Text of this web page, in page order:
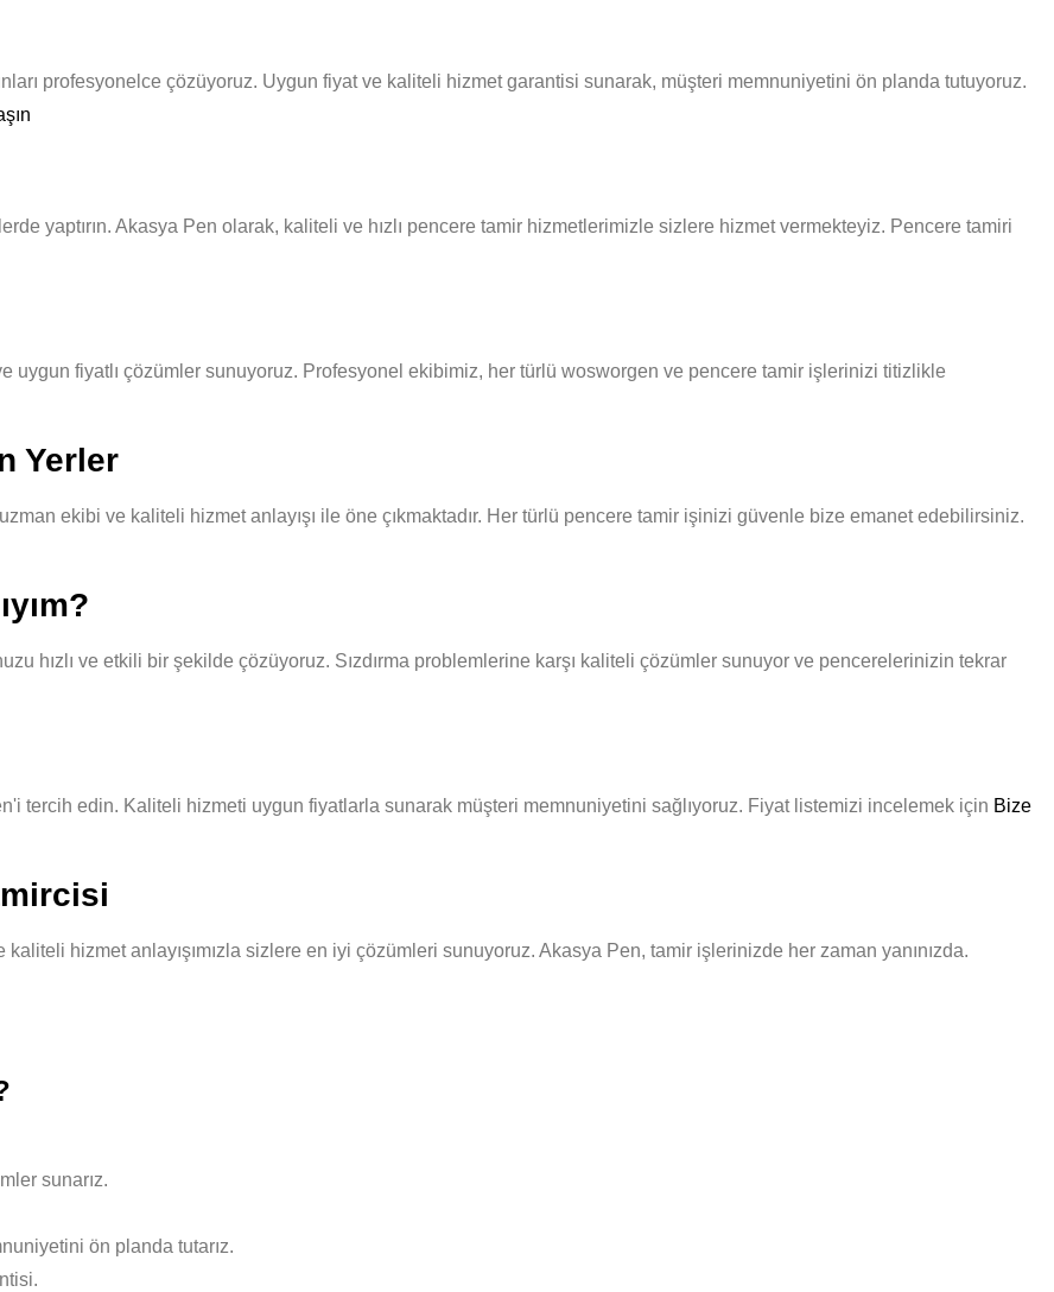
profesyonelce çözüyoruz. Uygun fiyat ve kaliteli hizmet garantisi sunarak, müşteri memnuniyetini ön planda tutuyoruz.
yaptırın. Akasya Pen olarak, kaliteli ve hızlı pencere tamir hizmetlerimizle sizlere hizmet vermekteyiz. Pencere tamiri
uygun fiyatlı çözümler sunuyoruz. Profesyonel ekibimiz, her türlü wosworgen ve pencere tamir işlerinizi titizlikle
Yerler
ekibi ve kaliteli hizmet anlayışı ile öne çıkmaktadır. Her türlü pencere tamir işinizi güvenle bize emanet edebilirsiniz.
hızlı ve etkili bir şekilde çözüyoruz. Sızdırma problemlerine karşı kaliteli çözümler sunuyor ve pencerelerinizin tekrar
tercih edin. Kaliteli hizmeti uygun fiyatlarla sunarak müşteri memnuniyetini sağlıyoruz. Fiyat listemizi incelemek için Bize
hizmet anlayışımızla sizlere en iyi çözümleri sunuyoruz. Akasya Pen, tamir işlerinizde her zaman yanınızda.
sunarız.
ön planda tutarız.